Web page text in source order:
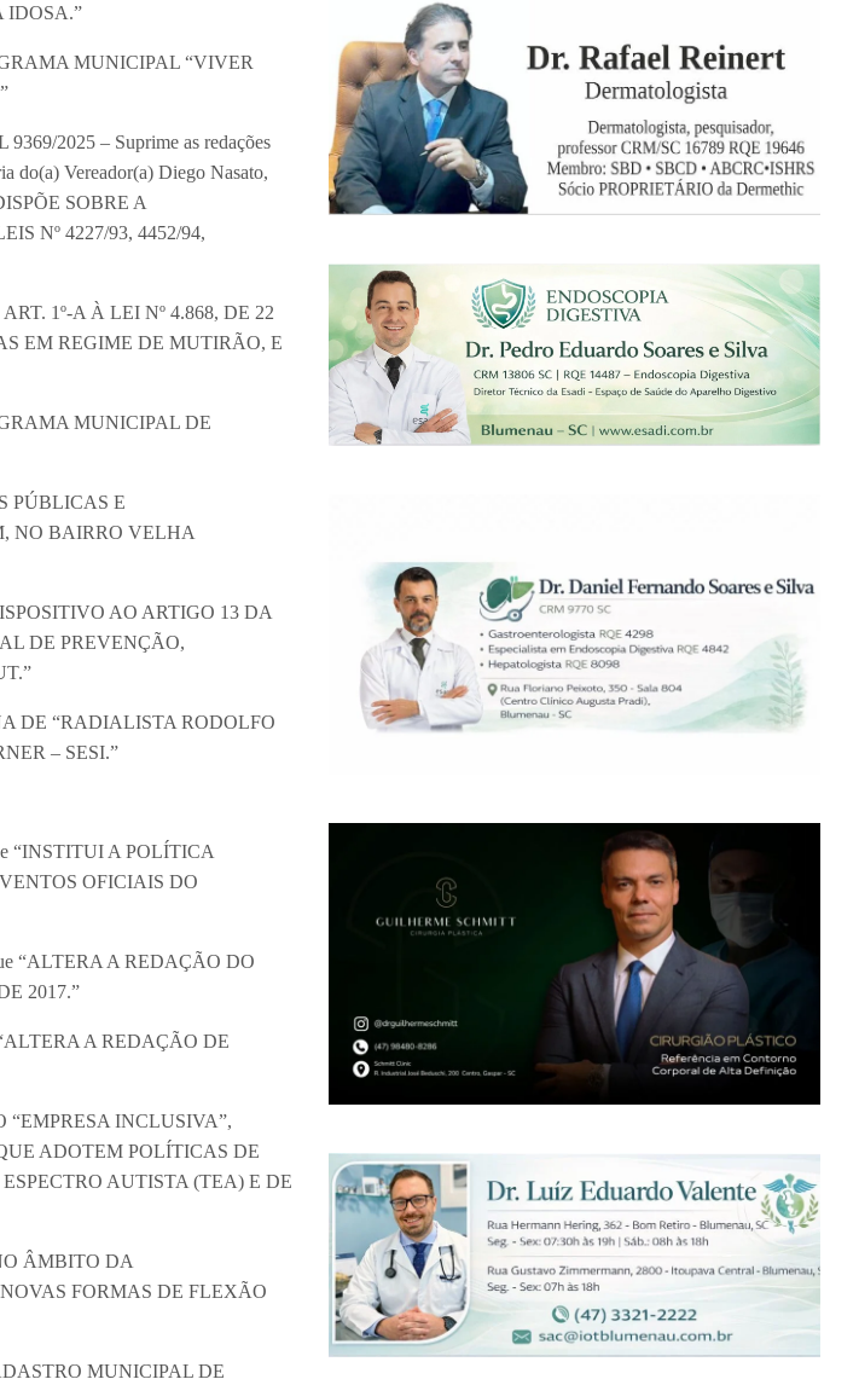
IDOSA.”
MUNICIPAL “VIVER
2025 – Suprime as redações
do(a) Vereador(a) Diego Nasato,
SOBRE A
Nº 4227/93, 4452/94,
1º-A À LEI Nº 4.868, DE 22
EM REGIME DE MUTIRÃO, E
MUNICIPAL DE
PÚBLICAS E
NO BAIRRO VELHA
AO ARTIGO 13 DA
DE PREVENÇÃO,
DE “RADIALISTA RODOLFO
– SESI.”
“INSTITUI A POLÍTICA
OFICIAIS DO
“ALTERA A REDAÇÃO DO
2017.”
“ALTERA A REDAÇÃO DE
“EMPRESA INCLUSIVA”,
ADOTEM POLÍTICAS DE
AUTISTA (TEA) E DE
ÂMBITO DA
FORMAS DE FLEXÃO
MUNICIPAL DE